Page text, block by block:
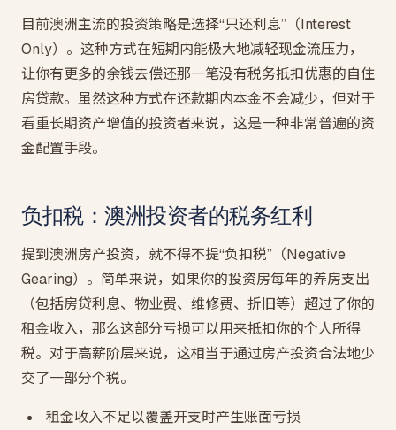
目前澳洲主流的投资策略是选择“只还利息”（Interest
Only）。这种方式在短期内能极大地减轻现金流压力，
让你有更多的余钱去偿还那一笔没有税务抵扣优惠的自住
房贷款。虽然这种方式在还款期内本金不会减少，但对于
看重长期资产增值的投资者来说，这是一种非常普遍的资
金配置手段。
负扣税：澳洲投资者的税务红利
提到澳洲房产投资，就不得不提“负扣税”（Negative
Gearing）。简单来说，如果你的投资房每年的养房支出
（包括房贷利息、物业费、维修费、折旧等）超过了你的
租金收入，那么这部分亏损可以用来抵扣你的个人所得
税。对于高薪阶层来说，这相当于通过房产投资合法地少
交了一部分个税。
租金收入不足以覆盖开支时产生账面亏损